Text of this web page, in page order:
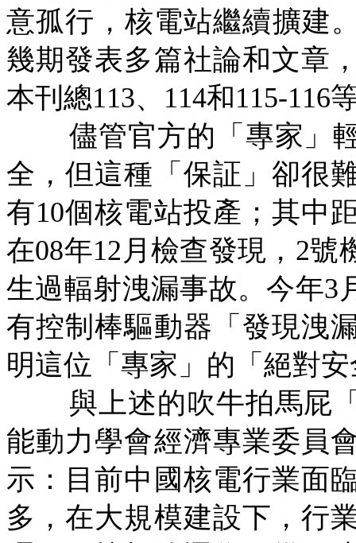
意孤行，核電站繼續擴建
幾期發表多篇社論和文章
本刊總113、 114和115-116
儘管官方的「專家」
全，但這種「保証」卻很
有10個核電站投產；其中
在08年12 月檢查發現， 2號
生過輻射洩漏事故。今年3
有控制棒驅動器「發現洩
明這位「專家」的「絕對
與上述的吹牛拍馬屁
能動力學會經濟專業委員
示：目前中國核電行業面
多，在大規模建設下，行